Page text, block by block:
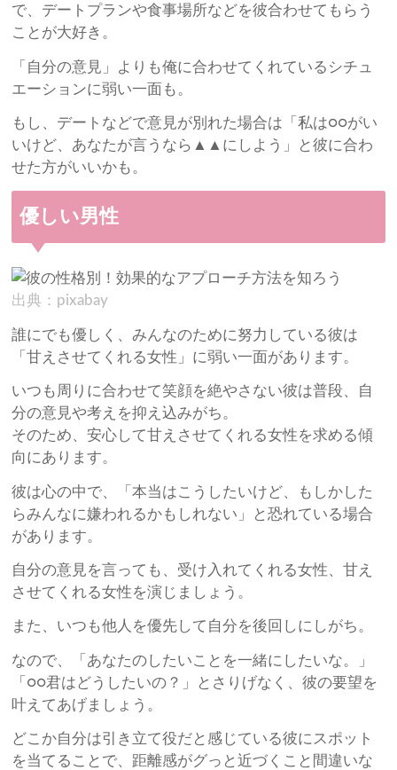
で、デートプランや食事場所などを彼合わせてもらう
ことが大好き。
「自分の意見」よりも俺に合わせてくれているシチュ
エーションに弱い一面も。
もし、デートなどで意見が別れた場合は「私は○○がい
いけど、あなたが言うなら▲▲にしよう」と彼に合わ
せた方がいいかも。
優しい男性
出典：pixabay
誰にでも優しく、みんなのために努力している彼は
「甘えさせてくれる女性」に弱い一面があります。
いつも周りに合わせて笑顔を絶やさない彼は普段、自
分の意見や考えを抑え込みがち。
そのため、安心して甘えさせてくれる女性を求める傾
向にあります。
彼は心の中で、「本当はこうしたいけど、もしかした
らみんなに嫌われるかもしれない」と恐れている場合
があります。
自分の意見を言っても、受け入れてくれる女性、甘え
させてくれる女性を演じましょう。
また、いつも他人を優先して自分を後回しにしがち。
なので、「あなたのしたいことを一緒にしたいな。」
「○○君はどうしたいの？」とさりげなく、彼の要望を
叶えてあげましょう。
どこか自分は引き立て役だと感じている彼にスポット
を当てることで、距離感がグっと近づくこと間違いな